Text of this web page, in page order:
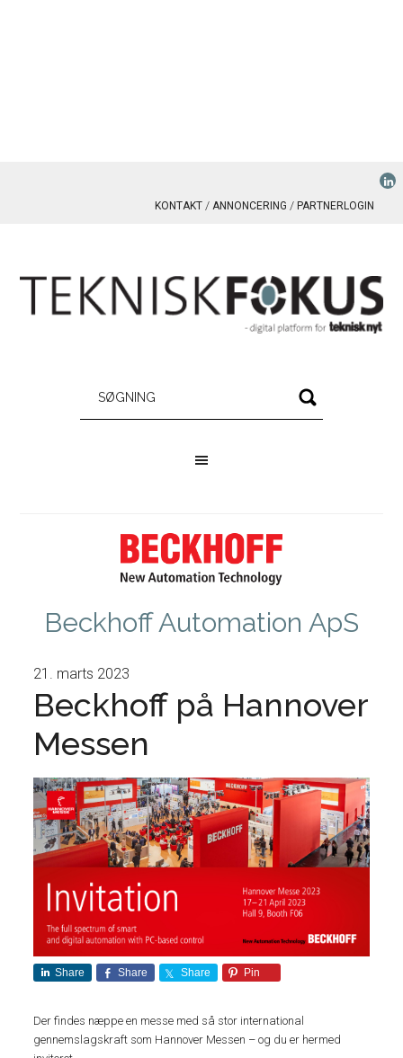
KONTAKT ANNONCERING PARTNERLOGIN
Beckhoff Automation ApS
21. marts 2023
Beckhoff på Hannover
Messen
Share Share Share Pin
Der findes næppe en messe med så stor international
gennemslagskraft som Hannover Messen – og du er hermed